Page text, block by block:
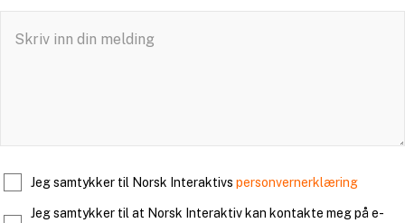
Jeg samtykker til Norsk Interaktivs personvernerklæring
Jeg samtykker til at Norsk Interaktiv kan kontakte meg på e-